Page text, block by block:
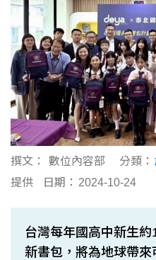
撰文： 數位內容部 分類：
提供
日期： 2024-10-24
台灣每年國高中新生
新書包，將為地球帶